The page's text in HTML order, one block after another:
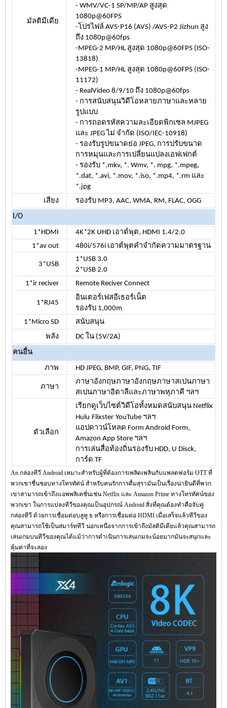
มัลติมีเดีย
- WMV/VC-1 SP/MP/AP สูงสุด
1080p@60FPS
-โปรไฟล์ AVS-P16 (AVS) /AVS-P2 Jizhun สูง
ถึง 1080p@60fps
-MPEG-2 MP/HL สูงสุด 1080p@60FPS (ISO-
13818)
-MPEG-1 MP/HL สูงสุด 1080p@60FPS (ISO-
11172)
- RealVideo 8/9/10 ถึง 1080p@60fps
- การสนับสนุนวิดีโอหลายภาษาและหลาย
รูปแบบ
- การถอดรหัสความละเอียดพิกเซล MJPEG
และ JPEG ไม่ จำกัด (ISO/IEC-10918)
- รองรับรูปขนาดย่อ JPEG, การปรับขนาด
การหมุนและการเปลี่ยนแปลงเอฟเฟกต์
- รองรับ *.mkv, *. Wmv, *. mpg, *.mpeg,
*.dat, *.avi, *.mov, *.iso, *.mp4, *.rm และ
*.jpg
เสียง
รองรับ MP3, AAC, WMA, RM, FLAC, OGG
I/O
1*HDMI
4K*2K UHD เอาต์พุต, HDMI 1.4/2.0
1*av out
480i/576i เอาต์พุตคำจำกัดความมาตรฐาน
3*USB
1*USB 3.0
2*USB 2.0
1*ir reciver
Remote Reciver Connect
1*RJ45
อินเตอร์เฟสอีเธอร์เน็ต
รองรับ 1,000m
1*Micro SD
สนับสนุน
พลัง
DC ใน (5V/2A)
คนอื่น
ภาพ HD JPEG, BMP, GIF, PNG, TIF
ภาษา
ภาษาอังกฤษภาษาอังกฤษภาษาสเปนภาษา
สเปนภาษาอิตาลีและภาษาพหุภาคี ฯลฯ
ตัวเลือก
เรียกดูเว็บไซต์วิดีโอทั้งหมดสนับสนุน Netflix
Hulu Flixster YouTube ฯลฯ
แอปดาวน์โหลด Form Android Form,
Amazon App Store ฯลฯ
การเล่นสื่อท้องถิ่นรองรับ HDD, U Disck,
การ์ด TF
An กล่องทีวี Android เหมาะสำหรับผู้ที่ต้องการเพลิดเพลินกับแพลตฟอร์ม OTT ที่
พวกเขาชื่นชอบทางโทรทัศน์ สำหรับคนรักการดื่มสุรามันเป็นเรื่องน่ายินดีที่พวก
เขาสามารถเข้าถึงแอพพลิเคชั่นเช่น Netflix และ Amazon Prime ทางโทรทัศน์ของ
พวกเขา ในการแปลงทีวีของคุณเป็นอุปกรณ์ Android สิ่งที่คุณต้องทำคือจับคู่
กล่องทีวี ด้วยการเชื่อมต่อบลูทู ธ หรือการเชื่อมต่อ HDMI เมื่อเสร็จแล้วทีวีของ
คุณสามารถใช้เป็นสมาร์ททีวี นอกเหนือจากการเข้าถึงมัลติมีเดียแล้วคุณสามารถ
เล่นเกมบนทีวีของคุณได้แม้ว่าการดำเนินการเล่นเกมจะน้อยมากมันจะสนุกและ
คุ้มค่าที่จะลอง